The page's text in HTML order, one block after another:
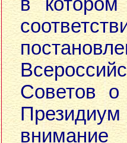
Советов
внимание